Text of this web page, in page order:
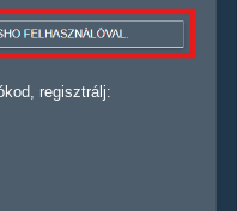
regisztrálj: